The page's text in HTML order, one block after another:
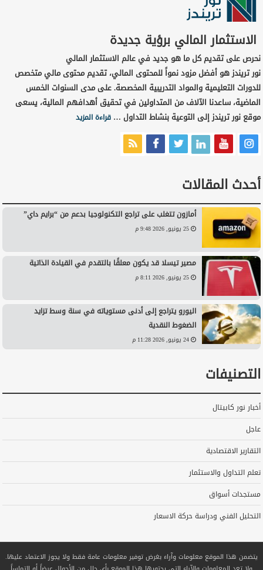
الاستثمار المالي برؤية جديدة
نحرص على تقديم كل ما هو جديد في عالم الاستثمار المالي
نور تريندز هو أفضل مزود نمواً للمحتوى المالي، تقديم محتوى مالي متخصص
للدورات التعليمية والمواد التدريبية المخصصة. على مدى السنوات الخمس
الماضية، ساعدنا الآلاف من المتداولين في تحقيق أهدافهم المالية، يسعى
موقع نور تريندز إلى التوعية بنشاط التداول …قراءة المزيد
أحدث المقالات
أمازون تتغلب على تراجع التكنولوجيا بدعم من “برايم داي”
25 يونيو, 2026 9:48 م
مصير تيسلا قد يكون معلقًا بالتقدم في القيادة الذاتية
25 يونيو, 2026 8:11 م
اليورو يتراجع إلى أدنى مستوياته في سنة وسط تزايد
الضغوط النقدية
24 يونيو, 2026 11:28 م
التصنيفات
أخبار نور كابيتال
عاجل
التقارير الاقتصادية
تعلم التداول والاستثمار
مستجدات أسواق
التحليل الفني ودراسة حركة الاسعار
يتضمن هذا الموقع معلومات وآراء بغرض توفير معلومات عامة فقط ولا يجوز الاعتماد عليها.